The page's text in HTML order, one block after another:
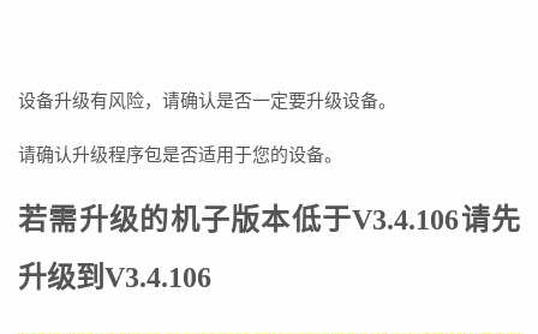
设备升级有风险，请确认是否一定要升级设备。
请确认升级程序包是否适用于您的设备。
若需升级的机子版本低于V3.4.106请先
升级到 V3.4.106